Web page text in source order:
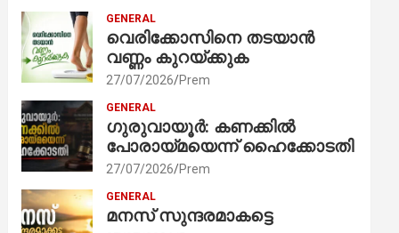
GENERAL
വെരിക്കോസിനെ തടയാൻ
വണ്ണം കുറയ്ക്കുക
27/07/2026 Prem
GENERAL
ഗുരുവായൂർ: കണക്കിൽ
പോരായ്മയെന്ന് ഹൈക്കോടതി
27/07/2026 Prem
GENERAL
മനസ് സുന്ദരമാകട്ടെ